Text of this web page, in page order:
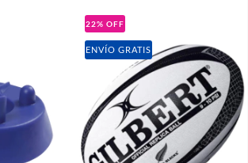
22% OFF
ENVÍO GRATIS